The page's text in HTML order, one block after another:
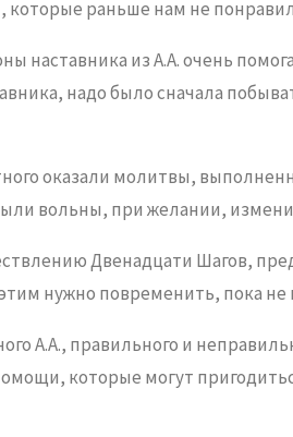
которые раньше нам не
наставника из А.А. очень
надо было сначала
оказали молитвы,
вольны, при желании,
Двенадцати Шагов,
нужно повременить, пока
А.А., правильного и
которые могут